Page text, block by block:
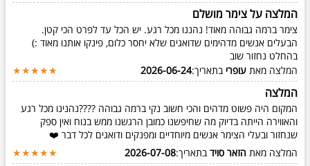
המלצה על צימר מושלם
צימר ברמה גבוהה מאוד! נהננו מכל רגע. יש הכל עד לפרט הכי קטן.
הבעלים אנשים מדהימים שדואגים שלא יחסר כלום, פינקו אותנו מאוד :)
בהחלט נחזור שוב
המלצה מאת עופרי בתאריך:2026-06-24
★★★★★
המלצה
המקום היה פשוט מדהים והכי חשוב נקי ברמה גבוהה ????נהנינו מכל רגע
והאווירה הייתה בדיוק מה שחיפשנו כמובן הרגשנו ממש בנוח ואין ספק
שנחזור ובעלי הצימר אנשים מיוחדיים ומפנקים ודואגים לכל דבר ❤️
המלצה מאת הזאר סויד בתאריך:2026-07-08
★★★★★